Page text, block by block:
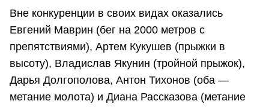
Вне конкуренции в своих видах оказались
Евгений Маврин (бег на 2000 метров с
препятствиями), Артем Кукушев (прыжки в
высоту), Владислав Якунин (тройной прыжок),
Дарья Долгополова, Антон Тихонов (оба —
метание молота) и Диана Рассказова (метание